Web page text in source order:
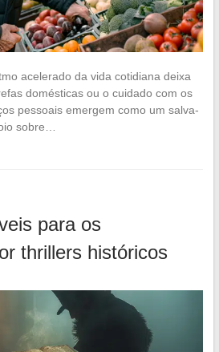
acelerado da vida cotidiana deixa
domésticas ou o cuidado com os
pessoais emergem como um salva-
sobre…
para os
thrillers históricos